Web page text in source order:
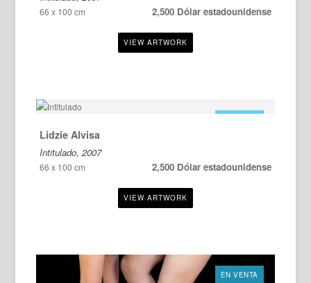
66 x 100 cm 2,500 Dólar estadounidense
Lidzie Alvisa
Intitulado, 2007
66 x 100 cm 2,500 Dólar estadounidense
EN VENTA